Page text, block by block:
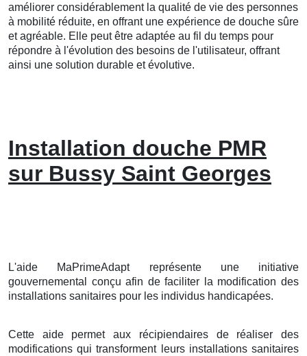
améliorer considérablement la qualité de vie des personnes
à mobilité réduite, en offrant une expérience de douche sûre
et agréable. Elle peut être adaptée au fil du temps pour
répondre à l'évolution des besoins de l'utilisateur, offrant
ainsi une solution durable et évolutive.
Installation douche PMR
sur Bussy Saint Georges
L'aide MaPrimeAdapt représente une initiative
gouvernemental conçu afin de faciliter la modification des
installations sanitaires pour les individus handicapées.
Cette aide permet aux récipiendaires de réaliser des
modifications qui transforment leurs installations sanitaires